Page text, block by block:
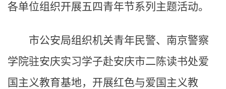
各单位组织开展五四青年节系列主题活动。
市公安局组织机关青年民警、南京警察
学院驻安庆实习学子赴安庆市二陈读书处爱
国主义教育基地，开展红色与爱国主义教